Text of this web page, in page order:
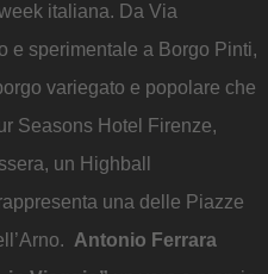
italiana. Da Via
e sperimentale a Borgo Pinti,
variegato e popolare che
Seasons Hotel Firenze,
un Highball
una delle Piazze
Antonio Ferrara